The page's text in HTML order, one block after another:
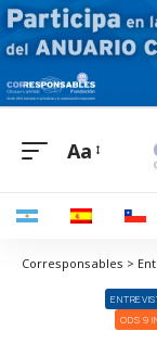
Aa
ODS 9